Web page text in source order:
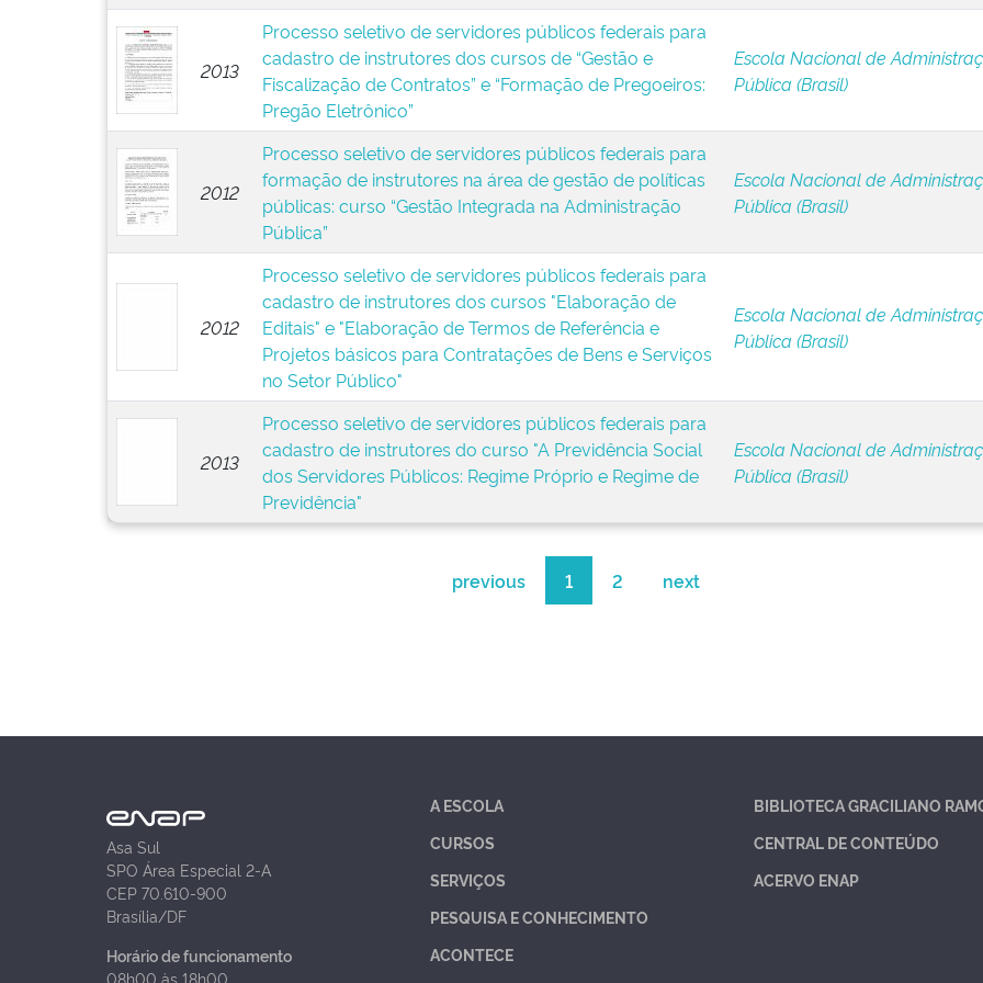
2013
Processo seletivo de servidores públicos federais para
cadastro de instrutores dos cursos de “Gestão e
Fiscalização de Contratos” e “Formação de Pregoeiros:
Pregão Eletrônico”
Escola Nacional de
Pública (Brasil)
2012
Processo seletivo de servidores públicos federais para
formação de instrutores na área de gestão de políticas
públicas: curso “Gestão Integrada na Administração
Pública”
Escola Nacional de
Pública (Brasil)
2012
Processo seletivo de servidores públicos federais para
cadastro de instrutores dos cursos "Elaboração de
Editais" e "Elaboração de Termos de Referência e
Projetos básicos para Contratações de Bens e Serviços
no Setor Público"
Escola Nacional de
Pública (Brasil)
2013
Processo seletivo de servidores públicos federais para
cadastro de instrutores do curso "A Previdência Social
dos Servidores Públicos: Regime Próprio e Regime de
Previdência"
Escola Nacional de
Pública (Brasil)
previous 1 2 next
Asa Sul
SPO Área Especial 2-A
CEP 70.610-900
Brasília/DF
Horário de funcionamento
08h00 às 18h00
A ESCOLA
CURSOS
SERVIÇOS
PESQUISA E CONHECIMENTO
ACONTECE
BIBLIOTECA GRACILIANO
CENTRAL DE CONTEÚDO
ACERVO ENAP